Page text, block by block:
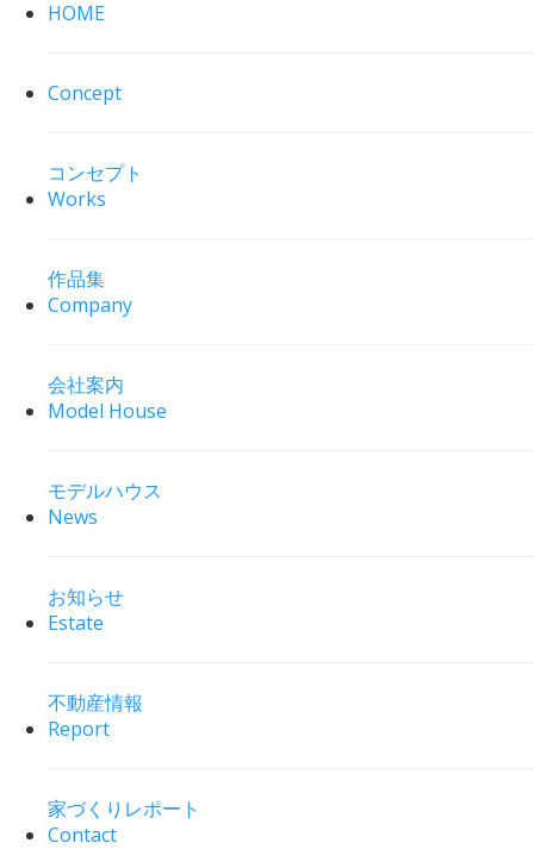
HOME
Concept
コンセプト
Works
作品集
Company
会社案内
Model House
モデルハウス
News
お知らせ
Estate
不動産情報
Report
家づくりレポート
Contact